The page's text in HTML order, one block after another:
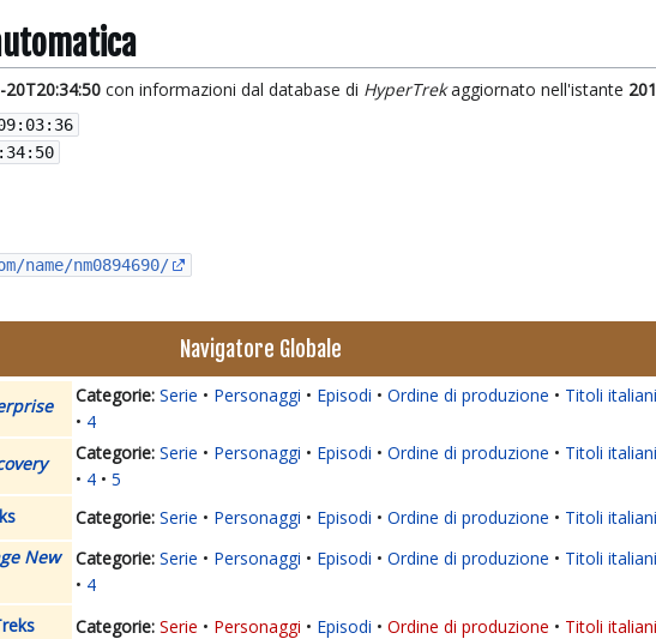
20T20:34:50 con informazioni dal database di HyperTrekaggiornato nell'istante
name/nm0894690/
Navigatore Globale
Serie Personaggi Episodi Ordine di produzione Titoli italiani
4
Serie Personaggi Episodi Ordine di produzione Titoli italiani
4
5
Serie Personaggi Episodi Ordine di produzione Titoli italiani
New
Serie Personaggi Episodi Ordine di produzione Titoli italiani
4
Serie Personaggi Episodi Ordine di produzione Titoli italiani